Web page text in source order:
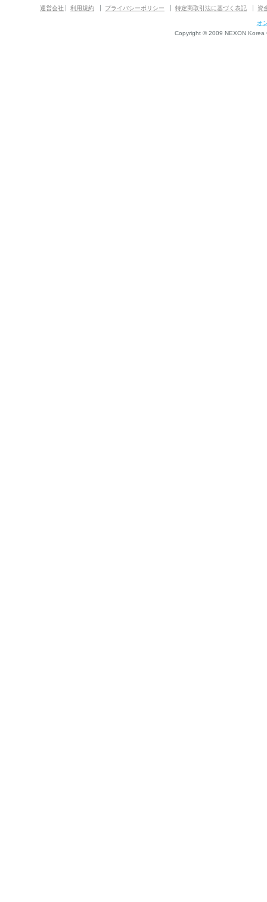
運営会社 利用規約 プライバシーポリシー 特定商取引法に基づく表記 資
オ
Copyright © 2009 NEXON Korea